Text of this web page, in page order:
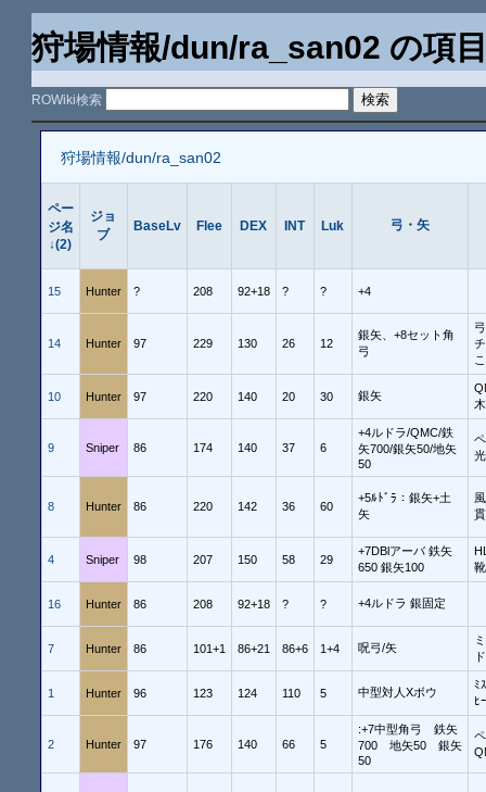
狩場情報/dun/ra_san02 の項
ROWiki検索
狩場情報/dun/ra_san02
ペー
ジ名
↓(2)
ジョ
ブ
BaseLv Flee DEX INT Luk 弓・矢
15 Hunter ? 208 92+18 ? ? +4
14 Hunter 97 229 130 26 12
銀矢、+8セット角
弓
こ
10 Hunter 97 220 140 20 30 銀矢
9 Sniper 86 174 140 37 6
+4ルドラ/QMC/鉄
矢700/銀矢50/地矢
50
8 Hunter 86 220 142 36 60
+5ﾙﾄﾞﾗ：銀矢+土
矢
貫
4 Sniper 98 207 150 58 29
+7DBlアーバ 鉄矢
650 銀矢100
16 Hunter 86 208 92+18 ? ? +4ルドラ 銀固定
7 Hunter 86 101+1 86+21 86+6 1+4 呪弓/矢
1 Hunter 96 123 124 110 5 中型対人Xボウ
ﾐ
ﾋ
2 Hunter 97 176 140 66 5
:+7中型角弓 鉄矢
700 地矢50 銀矢
50